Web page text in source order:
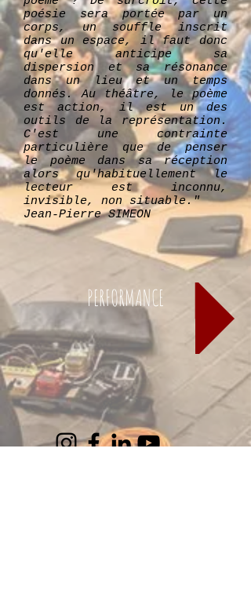
poésie sera portée par un
corps, un souffle inscrit
dans un espace, il faut donc
qu'elle anticipe sa
dispersion et sa résonance
dans un lieu et un temps
donnés. Au théâtre, le poème
est action, il est un des
outils de la représentation.
C'est une contrainte
particulière que de penser
le poème dans sa réception
alors qu'habituellement le
lecteur est inconnu,
invisible, non situable."
Jean-Pierre SIMEON
PERFORMANCE